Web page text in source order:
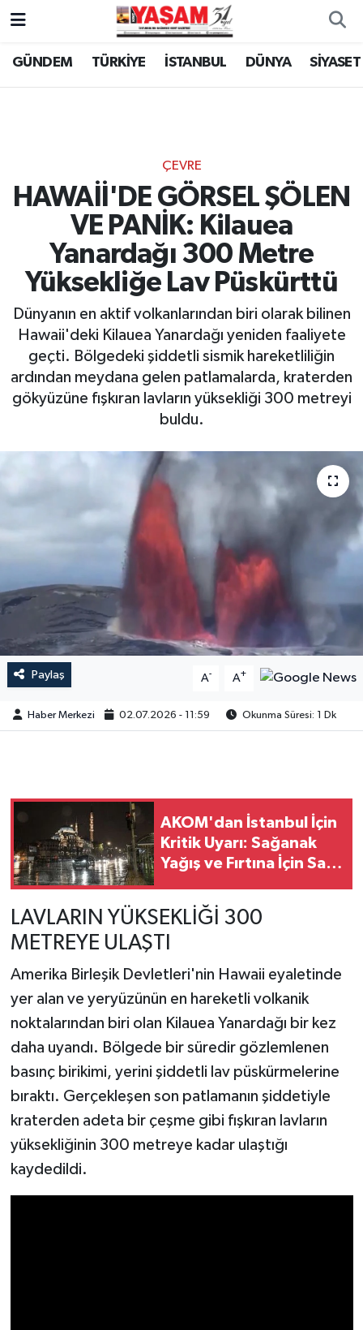
GÜNDEM TÜRKİYE İSTANBUL DÜNYA SİYASET
ÇEVRE
HAWAİİ'DE GÖRSEL ŞÖLEN
VE PANİK: Kilauea
Yanardağı 300 Metre
Yüksekliğe Lav Püskürttü
Dünyanın en aktif volkanlarından biri olarak bilinen
Hawaii'deki Kilauea Yanardağı yeniden faaliyete
geçti. Bölgedeki şiddetli sismik hareketliliğin
ardından meydana gelen patlamalarda, kraterden
gökyüzüne fışkıran lavların yüksekliği 300 metreyi
buldu.
Paylaş A- A+
Haber Merkezi 02.07.2026 - 11:59 Okunma Süresi: 1 Dk
AKOM'dan İstanbul İçin
Kritik Uyarı: Sağanak
Yağış ve Fırtına İçin Saat
LAVLARIN YÜKSEKLİĞİ 300
METREYE ULAŞTI
Amerika Birleşik Devletleri'nin Hawaii eyaletinde
yer alan ve yeryüzünün en hareketli volkanik
noktalarından biri olan Kilauea Yanardağı bir kez
daha uyandı. Bölgede bir süredir gözlemlenen
basınç birikimi, yerini şiddetli lav püskürmelerine
bıraktı. Gerçekleşen son patlamanın şiddetiyle
kraterden adeta bir çeşme gibi fışkıran lavların
yüksekliğinin 300 metreye kadar ulaştığı
kaydedildi.